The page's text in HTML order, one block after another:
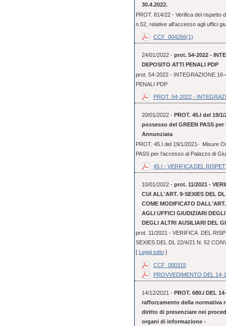
30.4.2022.
PROT. 814/22 - Verifica del rispetto
n.52, relative all'accesso agli uffici
CCF_004266(1)
24/01/2022 - prot. 54-2022 -
DEPOSITO ATTI PENALI PDP
prot. 54-2022 - INTEGRAZIONE
PENALI PDP
PROT. 54-2022 -
20/01/2022 - PROT. 45.I del 19/
possesso del GREEN PASS
Annunziata
PROT. 45.I del 19/1/2021- Misure
PASS per l'accesso al Palazzo di
45.I - VERIFICA DEL
10/01/2022 - prot. 11/2021 -
CUI ALL'ART. 9-SEXIES DEL
COME MODIFICATO
AGLI UFFICI GIUDIZIARI
DEGLI ALTRI AUSILIARI DEL
prot. 11/2021 - VERIFICA DEL
SEXIES DEL DL 22/4/21 N. 52
[ Leggi tutto]
CCF_000315
PROVVEDIMENTO DEL 14-
14/12/2021 - PROT. 680.I DEL
rafforzamento della normativa
diritto di presenziare nei
organi di informazione -